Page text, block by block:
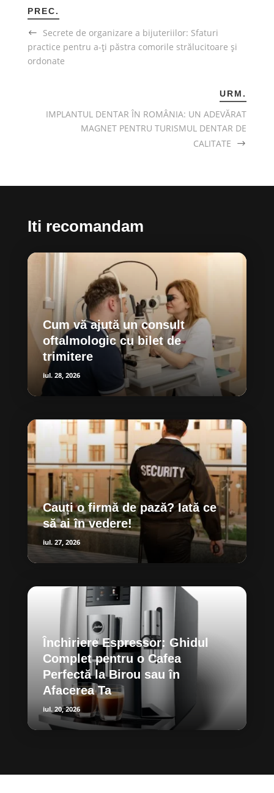
PREC.
Secrete de organizare a bijuteriilor: Sfaturi
practice pentru a-ți păstra comorile strălucitoare și
ordonate
URM.
IMPLANTUL DENTAR ÎN ROMÂNIA: UN ADEVĂRAT
MAGNET PENTRU TURISMUL DENTAR DE
CALITATE
Iti recomandam
Cum vă ajută un consult
oftalmologic cu bilet de
trimitere
iul. 28, 2026
Cauți o firmă de pază? Iată ce
să ai în vedere!
iul. 27, 2026
Închiriere Espressor: Ghidul
Complet pentru o Cafea
Perfectă la Birou sau în
Afacerea Ta
iul. 20, 2026